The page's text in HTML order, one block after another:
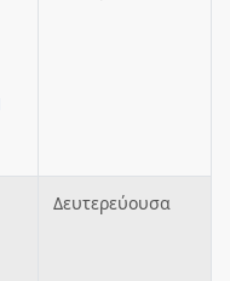
Δευτερεύουσα